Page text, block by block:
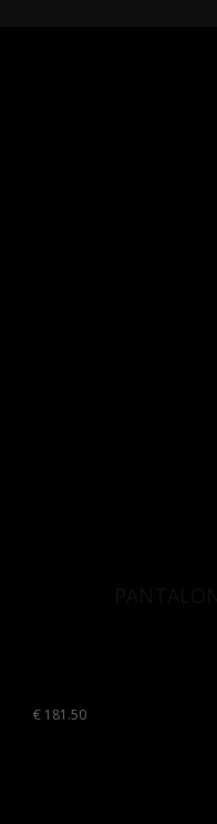
€ 181.50